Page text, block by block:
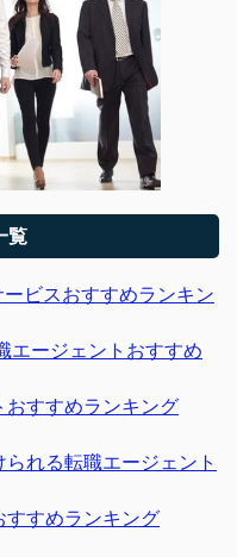
覧
ビスおすすめランキン
エージェントおすすめ
すすめランキング
れる転職エージェント
すめランキング